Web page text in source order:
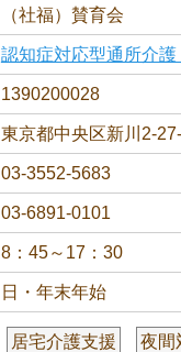
（社福）賛育会
認知症対応型通所介護
1390200028
東京都中央区新川2-
03-3552-5683
03-6891-0101
8：45～17：30
日・年末年始
居宅介護支援 夜間